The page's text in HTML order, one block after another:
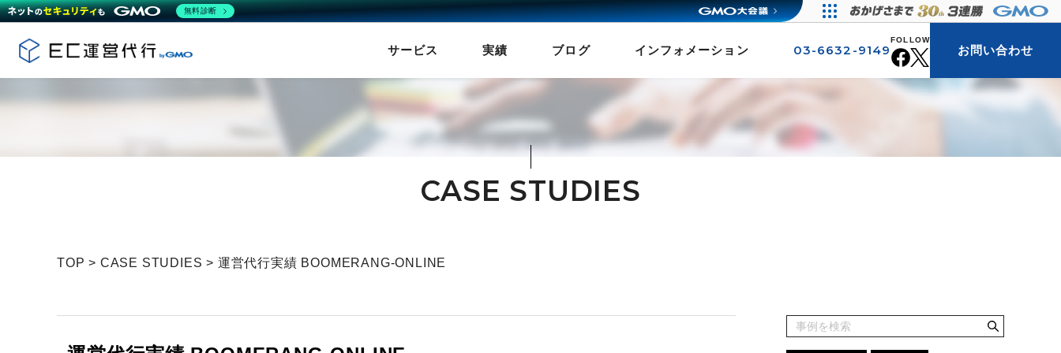
サービス 実績 ブログ インフォメーション 03-6632-9149
FOLLOW
お問い合わせ
CASE STUDIES
TOP > CASE STUDIES > 運営代行実績 BOOMERANG-ONLINE
無料診断